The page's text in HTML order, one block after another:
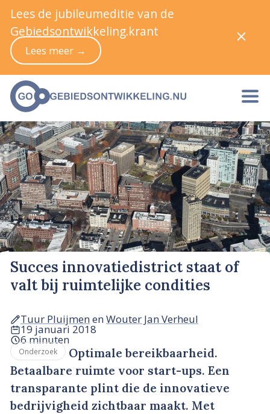
Succes innovatiedistrict staat of
valt bij ruimtelijke condities
Tuur PluijmenenWouter Jan Verheul
19 januari 2018
6 minuten
Onderzoek
Optimale bereikbaarheid.
Betaalbare ruimte voor start-ups. Een
transparante plint die de innovatieve
bedrijvigheid zichtbaar maakt. Met
Lees de jubileumeditie van de
Gebiedsontwikkeling.krant
Lees meer →